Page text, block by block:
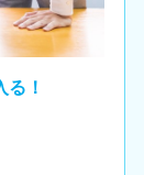
！